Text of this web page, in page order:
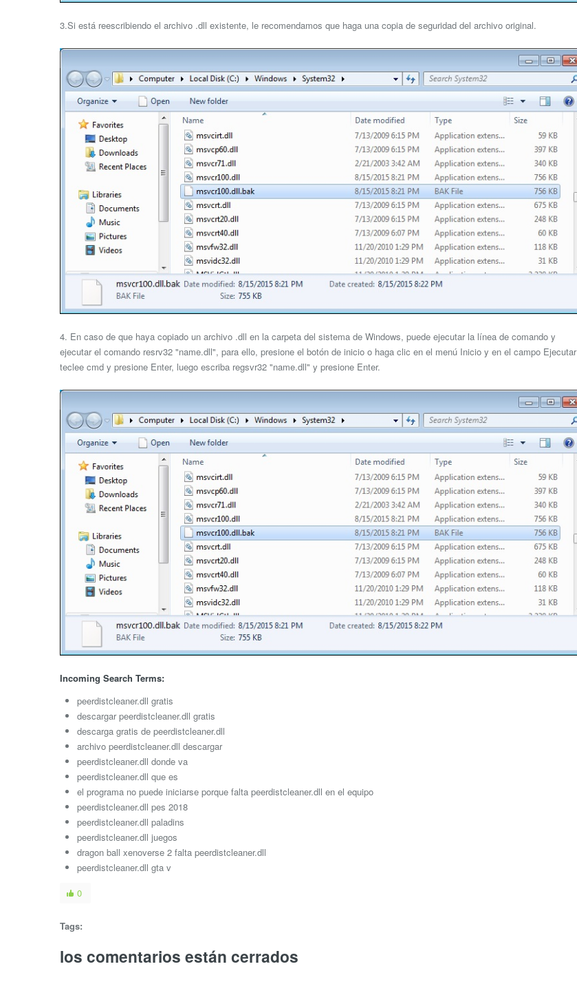
3.Si está reescribiendo el archivo .dll existente, le recomendamos que haga una copia de seguridad del archivo original.
4. En caso de que haya copiado un archivo .dll en la carpeta del sistema de Windows, puede ejecutar la línea de comando y
ejecutar el comando resrv32 "name.dll", para ello, presione el botón de inicio o haga clic en el menú Inicio y en el campo Ejecutar
teclee cmd y presione Enter, luego escriba regsvr32 "name.dll" y presione Enter.
Incoming Search Terms:
peerdistcleaner.dll gratis
descargar peerdistcleaner.dll gratis
descarga gratis de peerdistcleaner.dll
archivo peerdistcleaner.dll descargar
peerdistcleaner.dll donde va
peerdistcleaner.dll que es
el programa no puede iniciarse porque falta peerdistcleaner.dll en el equipo
peerdistcleaner.dll pes 2018
peerdistcleaner.dll paladins
peerdistcleaner.dll juegos
dragon ball xenoverse 2 falta peerdistcleaner.dll
peerdistcleaner.dll gta v
0
Tags:
los comentarios están cerrados